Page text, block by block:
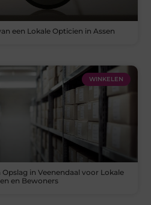
een Lokale Opticien in Assen
WINKELEN
in Veenendaal voor Lokale
en Bewoners